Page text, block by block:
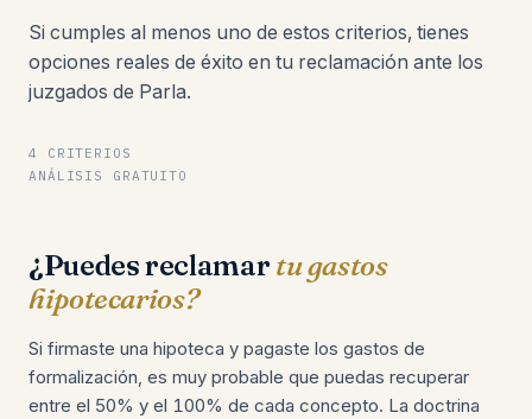
Si cumples al menos uno de estos criterios, tienes
opciones reales de éxito en tu reclamación ante los
juzgados de Parla.
4 CRITERIOS
ANÁLISIS GRATUITO
¿Puedes reclamar tu gastos
hipotecarios?
Si firmaste una hipoteca y pagaste los gastos de
formalización, es muy probable que puedas recuperar
entre el 50% y el 100% de cada concepto. La doctrina